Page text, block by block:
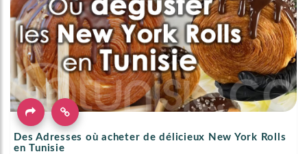
Des Adresses où acheter de délicieux New York Rolls
en Tunisie